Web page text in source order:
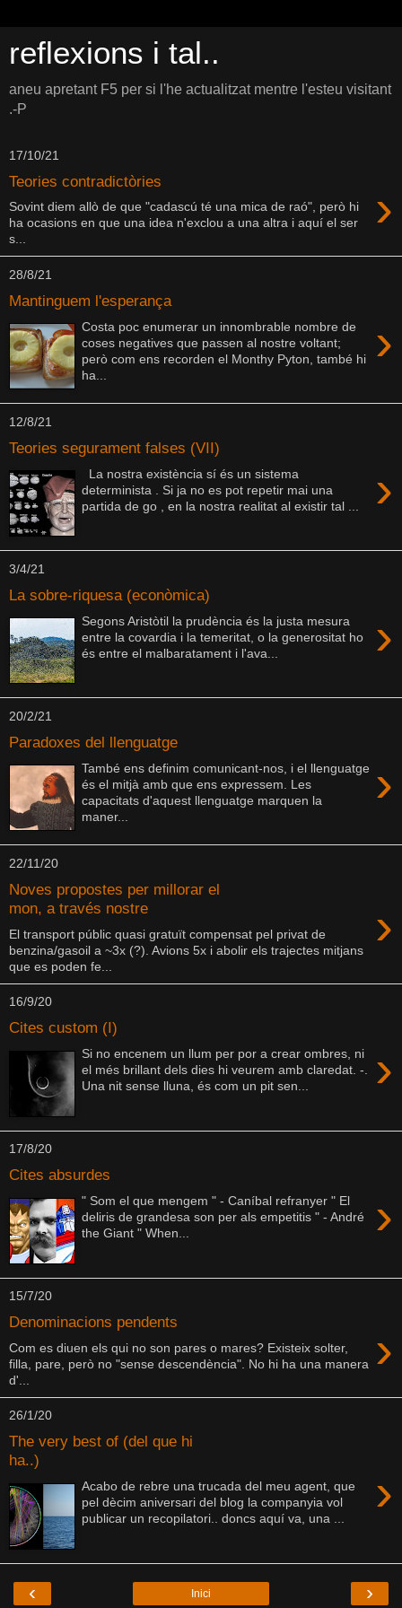
reflexions i tal..
aneu apretant F5 per si l'he actualitzat mentre l'esteu visitant
.-P
17/10/21
Teories contradictòries ›
Sovint diem allò de que "cadascú té una mica de raó", però hi
ha ocasions en que una idea n'exclou a una altra i aquí el ser
s...
28/8/21
Mantinguem l'esperança
›
Costa poc enumerar un innombrable nombre de
coses negatives que passen al nostre voltant;
però com ens recorden el Monthy Pyton, també hi
ha...
12/8/21
Teories segurament falses (VII)
›
La nostra existència sí és un sistema
determinista . Si ja no es pot repetir mai una
partida de go , en la nostra realitat al existir tal ...
3/4/21
La sobre-riquesa (econòmica)
›
Segons Aristòtil la prudència és la justa mesura
entre la covardia i la temeritat, o la generositat ho
és entre el malbaratament i l'ava...
20/2/21
Paradoxes del llenguatge
›
També ens definim comunicant-nos, i el llenguatge
és el mitjà amb que ens expressem. Les
capacitats d'aquest llenguatge marquen la
maner...
22/11/20
Noves propostes per millorar el
mon, a través nostre
›
El transport públic quasi gratuït compensat pel privat de
benzina/gasoil a ~3x (?). Avions 5x i abolir els trajectes mitjans
que es poden fe...
16/9/20
Cites custom (I)
›
Si no encenem un llum per por a crear ombres, ni
el més brillant dels dies hi veurem amb claredat. -.
Una nit sense lluna, és com un pit sen...
17/8/20
Cites absurdes
›
" Som el que mengem " - Caníbal refranyer " El
deliris de grandesa son per als empetitis " - André
the Giant " When...
15/7/20
Denominacions pendents ›
Com es diuen els qui no son pares o mares? Existeix solter,
filla, pare, però no "sense descendència". No hi ha una manera
d'...
26/1/20
The very best of (del que hi
ha..)
›
Acabo de rebre una trucada del meu agent, que
pel dècim aniversari del blog la companyia vol
publicar un recopilatori.. doncs aquí va, una ...
‹ ›
Inici